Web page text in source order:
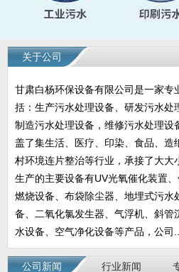
关于公司
甘肃白杨环保设备有限公司是一家专
括：生产污水处理设备、研发污水处
制造污水处理设备，维修污水处理设
盖了集生活、医疗、印染、食品、造
村环境连片整治等行业，承接了大大
生产的主要设备有UV光氧催化装置
燃烧设备、布袋除尘器、地埋式污水
备、二氧化氯发生器、气浮机、斜管
水设备、空气净化设备等产品，公司
公司新闻 行业新闻